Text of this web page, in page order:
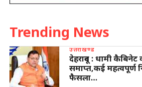
Trending News
उत्तराखण्ड
देहरादून : धामी
समाप्त,कई महत्वपूर्ण
फैसला…